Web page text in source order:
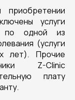
услуги
по одной из
(услуги
лет). Прочие
Z-Clinic
плату